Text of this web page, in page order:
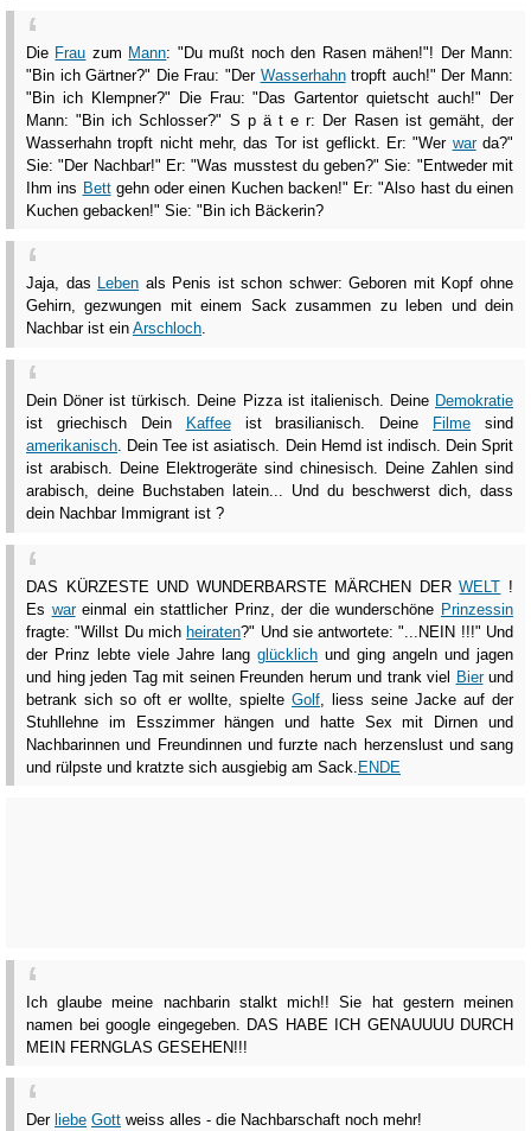
Die Frau zum Mann: "Du mußt noch den Rasen mähen!"! Der Mann:
"Bin ich Gärtner?" Die Frau: "Der Wasserhahntropft auch!" Der Mann:
"Bin ich Klempner?" Die Frau: "Das Gartentor quietscht auch!" Der
Mann: "Bin ich Schlosser?" S p ä t e r: Der Rasen ist gemäht, der
Wasserhahn tropft nicht mehr, das Tor ist geflickt. Er: "Wer warda?"
Sie: "Der Nachbar!" Er: "Was musstest du geben?" Sie: "Entweder mit
Ihm ins Bettgehn oder einen Kuchen backen!" Er: "Also hast du einen
Kuchen gebacken!" Sie: "Bin ich Bäckerin?
Jaja, das Leben als Penis ist schon schwer: Geboren mit Kopf ohne
Gehirn, gezwungen mit einem Sack zusammen zu leben und dein
Nachbar ist ein Arschloch.
Dein Döner ist türkisch. Deine Pizza ist italienisch. Deine Demokratie
ist griechisch Dein
Kaffeeist brasilianisch. Deine Filme sind
amerikanisch. Dein Tee ist asiatisch. Dein Hemd ist indisch. Dein Sprit
ist arabisch. Deine Elektrogeräte sind chinesisch. Deine Zahlen sind
arabisch, deine Buchstaben latein... Und du beschwerst dich, dass
dein Nachbar Immigrant ist ?
DAS KÜRZESTE UND WUNDERBARSTE MÄRCHEN DERWELT !
Es wareinmal ein stattlicher Prinz, der die wunderschöne Prinzessin
fragte: "Willst Du michheiraten?" Und sie antwortete: "...NEIN !!!" Und
der Prinz lebte viele Jahre lang glücklich und ging angeln und jagen
und hing jeden Tag mit seinen Freunden herum und trank viel Bierund
betrank sich so oft er wollte, spielte Golf , liess seine Jacke auf der
Stuhllehne im Esszimmer hängen und hatte Sex mit Dirnen und
Nachbarinnen und Freundinnen und furzte nach herzenslust und sang
und rülpste und kratzte sich ausgiebig am Sack. ENDE
Ich glaube meine nachbarin stalkt mich!! Sie hat gestern meinen
namen bei google eingegeben. DAS HABE ICH GENAUUUU DURCH
MEIN FERNGLAS GESEHEN!!!
Der liebe Gott weiss alles - die Nachbarschaft noch mehr!